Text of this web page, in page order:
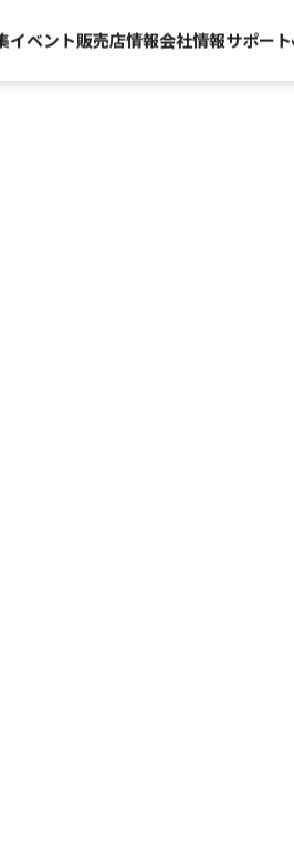
イベント販売店情報会社情報サポート